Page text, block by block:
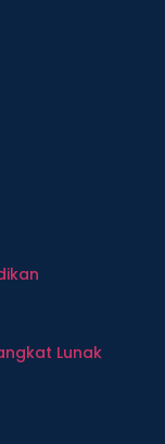
Lunak